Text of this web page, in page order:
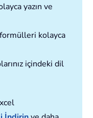
yazın ve
formülleri kolayca
içindeki dil